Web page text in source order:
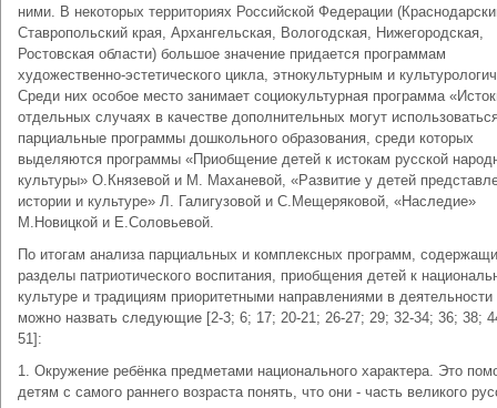
ними. В некоторых территориях Российской Федерации
Ставропольский края, Архангельская, Вологодская, Нижегородская,
Ростовская области) большое значение придается программам
художественно-эстетического цикла, этнокультурным и
Среди них особое место занимает социокультурная программа
отдельных случаях в качестве дополнительных могут
парциальные программы дошкольного образования, среди которых
выделяются программы «Приобщение детей к истокам русской
культуры» О.Князевой и М. Маханевой, «Развитие у детей
истории и культуре» Л. Галигузовой и С.Мещеряковой, «Наследие»
М.Новицкой и Е.Соловьевой.
По итогам анализа парциальных и комплексных программ,
разделы патриотического воспитания, приобщения детей к
культуре и традициям приоритетными направлениями в
можно назвать следующие [2-3; 6; 17; 20-21; 26-27; 29; 32-34; 36; 38;
51]:
1. Окружение ребёнка предметами национального характера. Это
детям с самого раннего возраста понять, что они - часть великого